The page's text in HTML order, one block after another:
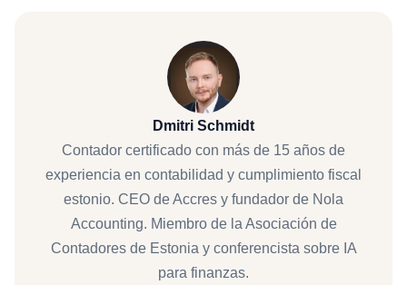
Dmitri Schmidt
Contador certificado con más de 15 años de
experiencia en contabilidad y cumplimiento fiscal
estonio. CEO de Accres y fundador de Nola
Accounting. Miembro de la Asociación de
Contadores de Estonia y conferencista sobre IA
para finanzas.